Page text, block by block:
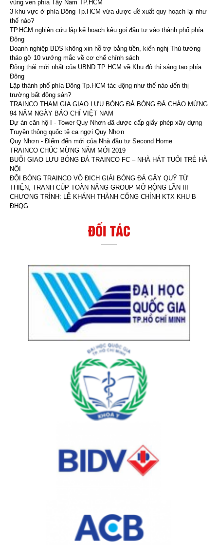
vùng ven phía Tây Nam TP.HCM
3 khu vực ở phía Đông Tp.HCM vừa được đề xuất quy hoạch lại như
thế nào?
TP.HCM nghiên cứu lập kế hoạch kêu gọi đầu tư vào thành phố phía
Đông
Doanh nghiệp BĐS không xin hỗ trợ bằng tiền, kiến nghị Thủ tướng
tháo gỡ 10 vướng mắc về cơ chế chính sách
Động thái mới nhất của UBND TP HCM về Khu đô thị sáng tạo phía
Đông
Lập thành phố phía Đông Tp.HCM tác động như thế nào đến thị
trường bất động sản?
TRAINCO THAM GIA GIAO LƯU BÓNG ĐÁ BÓNG ĐÁ CHÀO MỪNG
94 NĂM NGÀY BÁO CHÍ VIỆT NAM
Dự án căn hộ I - Tower Quy Nhơn đã được cấp giấy phép xây dựng
Truyền thông quốc tế ca ngợi Quy Nhơn
Quy Nhơn - Điểm đến mới của Nhà đầu tư Second Home
TRAINCO CHÚC MỪNG NĂM MỚI 2019
BUỔI GIAO LƯU BÓNG ĐÁ TRAINCO FC – NHÀ HÁT TUỔI TRẺ HÀ
NỘI
ĐỘI BÓNG TRAINCO VÔ ĐỊCH GIẢI BÓNG ĐÁ GÂY QUỸ TỪ
THIỆN, TRANH CÚP TOÀN NĂNG GROUP MỞ RỘNG LẦN III
CHƯƠNG TRÌNH: LỄ KHÁNH THÀNH CỔNG CHÍNH KTX KHU B
ĐHQG
ĐỐI TÁC